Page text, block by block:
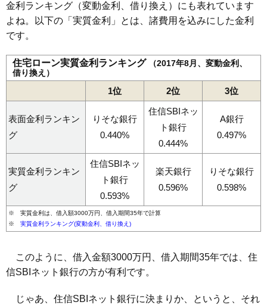
金利ランキング（変動金利、借り換え）にも表れています
よね。以下の「実質金利」とは、諸費用を込みにした金利
です。
住宅ローン実質金利ランキング
（2017年8月、変動金利、
借り換え）
1位 2位 3位
表面金利ランキン
グ
りそな銀行
0.440%
住信SBIネッ
ト銀行
0.444%
A銀行
0.497%
実質金利ランキン
グ
住信SBIネッ
ト銀行
0.593%
楽天銀行
0.596%
りそな銀行
0.598%
※ 実質金利は、借入額3000万円、借入期間35年で計算
※ 実質金利ランキング(変動金利、借り換え)
このように、借入金額3000万円、借入期間35年では、住
信SBIネット銀行の方が有利です。
じゃあ、住信SBIネット銀行に決まりか、というと、それ